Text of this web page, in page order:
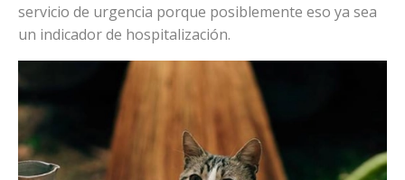
servicio de urgencia porque posiblemente eso ya sea
un indicador de hospitalización.